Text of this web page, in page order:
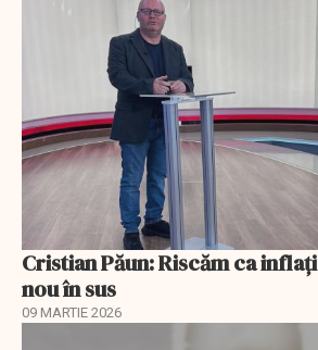
Cristian Păun: Riscăm ca
nou în sus
09 MARTIE 2026